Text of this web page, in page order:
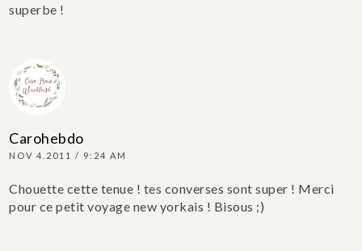
superbe !
Carohebdo
NOV 4.2011 / 9:24 AM
Chouette cette tenue ! tes converses sont super ! Merci
pour ce petit voyage new yorkais ! Bisous ;)